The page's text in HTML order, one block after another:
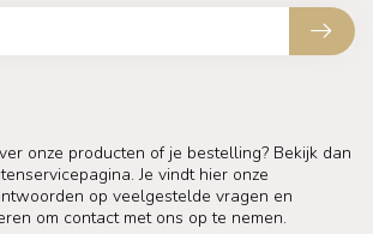
onze producten of je bestelling? Bekijk dan
Je vindt hier onze
op veelgestelde vragen en
om contact met ons op te nemen.